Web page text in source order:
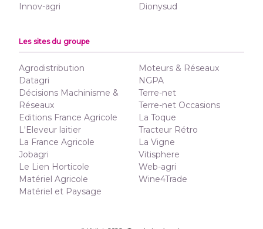
Innov-agri Dionysud
Les sites du groupe
Agrodistribution
Datagri
Décisions Machinisme &
Réseaux
Editions France Agricole
L'Eleveur laitier
La France Agricole
Jobagri
Le Lien Horticole
Matériel Agricole
Matériel et Paysage
Moteurs & Réseaux
NGPA
Terre-net
Terre-net Occasions
La Toque
Tracteur Rétro
La Vigne
Vitisphere
Web-agri
Wine4Trade